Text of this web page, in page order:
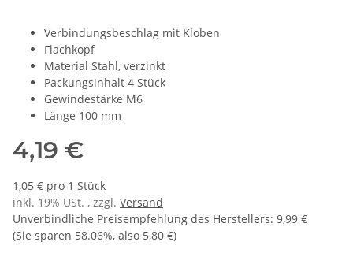
Verbindungsbeschlag mit Kloben
Flachkopf
Material Stahl, verzinkt
Packungsinhalt 4 Stück
Gewindestärke M6
Länge 100 mm
4,19 €
1,05 € pro 1 Stück
inkl. 19% USt. , zzgl. Versand
Unverbindliche Preisempfehlung des Herstellers: 9,99 €
(Sie sparen 58.06%, also 5,80 €)